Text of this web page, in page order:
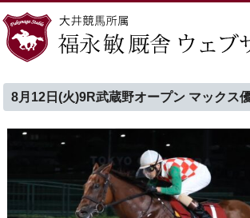
8月12日(火)9R武蔵野オープン マックス